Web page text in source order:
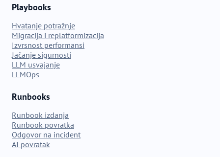
Playbooks
Hvatanje potražnje
Migracija i replatformizacija
Izvrsnost performansi
Jačanje sigurnosti
LLM usvajanje
LLMOps
Runbooks
Runbook izdanja
Runbook povratka
Odgovor na incident
AI povratak